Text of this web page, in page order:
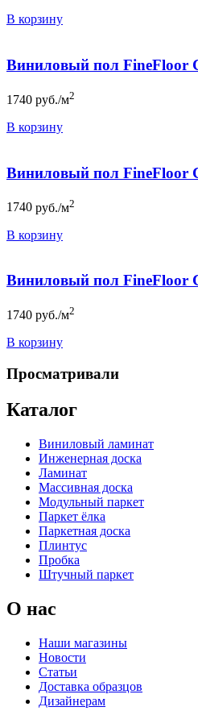
В корзину
Виниловый пол FineFloor
1740 руб./м2
В корзину
Виниловый пол FineFloor
1740 руб./м2
В корзину
Виниловый пол FineFloor
1740 руб./м2
В корзину
Просматривали
Каталог
Виниловый ламинат
Инженерная доска
Ламинат
Массивная доска
Модульный паркет
Паркет ёлка
Паркетная доска
Плинтус
Пробка
Штучный паркет
О нас
Наши магазины
Новости
Статьи
Доставка образцов
Дизайнерам